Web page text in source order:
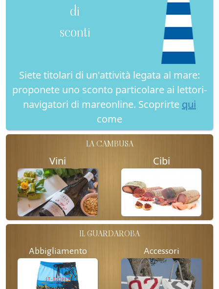
di
sconti
Siete titolari di un'attività legata al mare:
proponete uno sconto particolare ai lettori-
navigatori di mareonline. Scoprirte qui
come
LA CAMBUSA
Vini Cibi
IL GUARDAROBA
Abbigliamento Accessori